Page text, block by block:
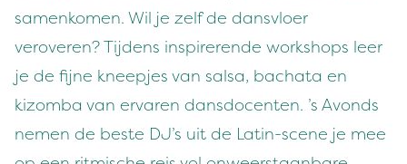
samenkomen. Wil je zelf de dansvloer
veroveren? Tijdens inspirerende workshops leer
je de fijne kneepjes van salsa, bachata en
kizomba van ervaren dansdocenten. ’s Avonds
nemen de beste DJ’s uit de Latin-scene je mee